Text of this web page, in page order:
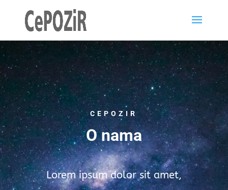
CEPOZIR
O nama
Lorem ipsum dolor sit amet,